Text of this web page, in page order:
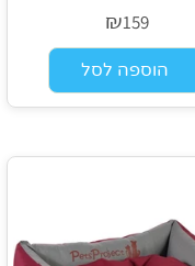
₪159
הוספה לסל